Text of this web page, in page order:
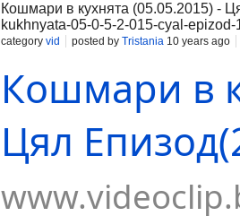
Кошмари в кухнята (05.05.2015) -
kukhnyata-05-0-5-2-015-cyal-
05-0-5-2-015-cyal-epizod-2rnЧаст
category vid posted by Tristania 10 years ago
Кошмари в
Цял